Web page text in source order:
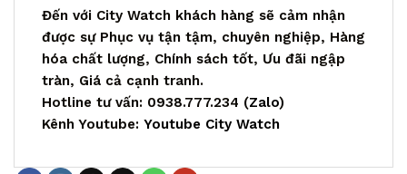
Đến với City Watch khách hàng sẽ cảm nhận
được sự Phục vụ tận tậm, chuyên nghiệp, Hàng
hóa chất lượng, Chính sách tốt, Ưu đãi ngập
tràn, Giá cả cạnh tranh.
Hotline tư vấn: 0938.777.234 (Zalo)
Kênh Youtube: Youtube City Watch